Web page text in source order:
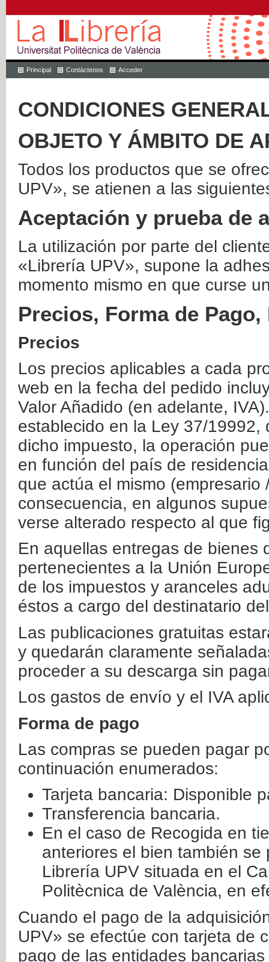
Principal Contáctenos Acceder
CONDICIONES
OBJETO Y ÁMBITO DE
Todos los productos que se
UPV», se atienen a las
Aceptación y prueba de
La utilización por parte del
«Librería UPV», supone la
momento mismo en que curse
Precios, Forma de
Precios
Los precios aplicables a cada
web en la fecha del pedido
Valor Añadido (en adelante,
establecido en la Ley 37/
dicho impuesto, la operación
en función del país de
que actúa el mismo
consecuencia, en algunos
verse alterado respecto al que
En aquellas entregas de bienes
pertenecientes a la Unión
de los impuestos y aranceles
éstos a cargo del destinatario
Las publicaciones gratuitas
y quedarán claramente
proceder a su descarga sin
Los gastos de envío y el IVA
Forma de pago
Las compras se pueden pagar
continuación enumerados:
Tarjeta bancaria: Disponible
Transferencia bancaria.
En el caso de Recogida en
anteriores el bien también
Librería UPV situada en el
Politècnica de València, en
Cuando el pago de la
UPV» se efectúe con tarjeta de
pago de las entidades